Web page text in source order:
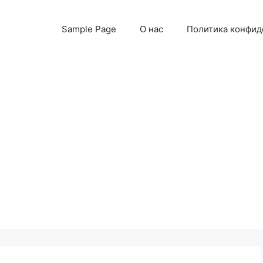
Sample Page О нас Политика